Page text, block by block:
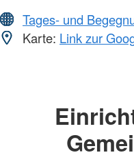
Tages- und
Karte: Link zur